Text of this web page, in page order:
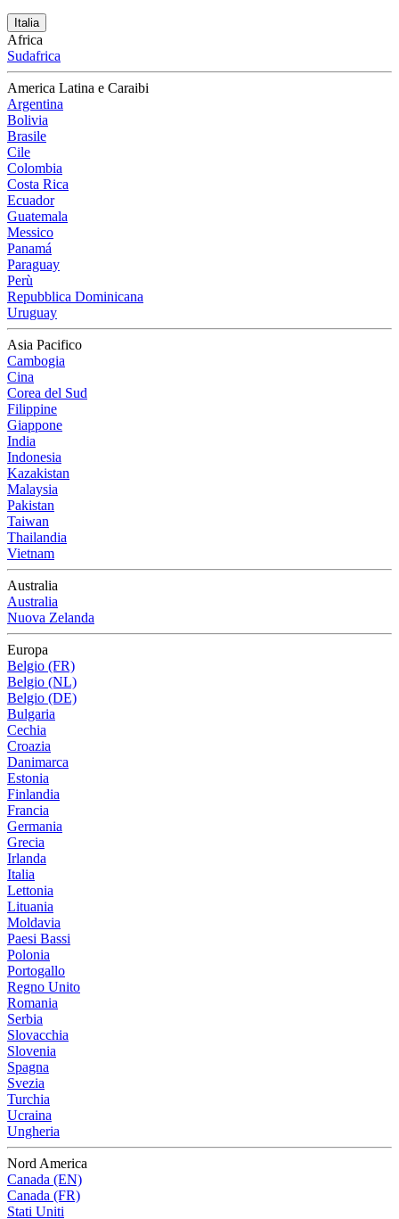
Italia
Africa
Sudafrica
America Latina e Caraibi
Argentina
Bolivia
Brasile
Cile
Colombia
Costa Rica
Ecuador
Guatemala
Messico
Panamá
Paraguay
Perù
Repubblica Dominicana
Uruguay
Asia Pacifico
Cambogia
Cina
Corea del Sud
Filippine
Giappone
India
Indonesia
Kazakistan
Malaysia
Pakistan
Taiwan
Thailandia
Vietnam
Australia
Australia
Nuova Zelanda
Europa
Belgio (FR)
Belgio (NL)
Belgio (DE)
Bulgaria
Cechia
Croazia
Danimarca
Estonia
Finlandia
Francia
Germania
Grecia
Irlanda
Italia
Lettonia
Lituania
Moldavia
Paesi Bassi
Polonia
Portogallo
Regno Unito
Romania
Serbia
Slovacchia
Slovenia
Spagna
Svezia
Turchia
Ucraina
Ungheria
Nord America
Canada (EN)
Canada (FR)
Stati Uniti